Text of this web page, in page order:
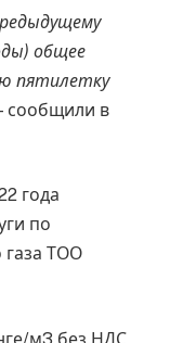
общее
пятилетку
сообщили в
года
по
газа ТОО